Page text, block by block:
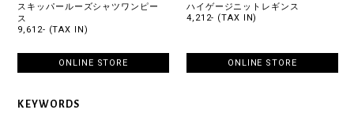
スキッパールーズシャツワンピー
ス
9,612- (TAX IN)
ONLINE STORE
ハイゲージニットレギンス
4,212- (TAX IN)
ONLINE STORE
KEYWORDS